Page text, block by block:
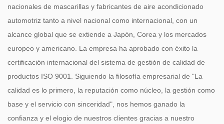
nacionales de mascarillas y fabricantes de aire acondicionado
automotriz tanto a nivel nacional como internacional, con un
alcance global que se extiende a Japón, Corea y los mercados
europeo y americano. La empresa ha aprobado con éxito la
certificación internacional del sistema de gestión de calidad de
productos ISO 9001. Siguiendo la filosofía empresarial de "La
calidad es lo primero, la reputación como núcleo, la gestión como
base y el servicio con sinceridad", nos hemos ganado la
confianza y el elogio de nuestros clientes gracias a nuestro